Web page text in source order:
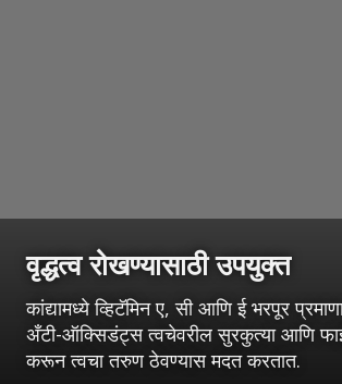
वृद्धत्व रोखण्यासाठी उपयुक्त
कांद्यामध्ये व्हिटॅमिन ए, सी आणि ई भरपूर
अँटी-ऑक्सिडंट्स त्वचेवरील सुरकुत्या आणि
करून त्वचा तरुण ठेवण्यास मदत करतात.